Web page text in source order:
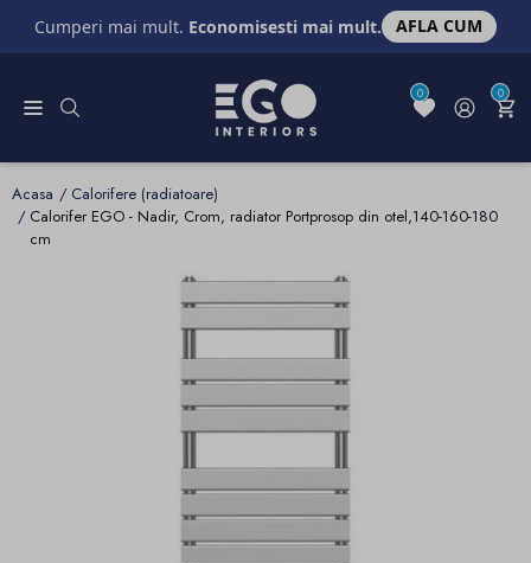
Cumperi mai mult. Economisesti mai mult. AFLA CUM
0 0
Acasa
Calorifere (radiatoare)
Calorifer EGO - Nadir, Crom, radiator Portprosop din otel,140-160-180
cm